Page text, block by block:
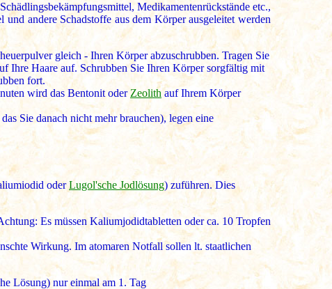
Medikamentenrückstände etc.,
andere Schadstoffe aus dem Körper ausgeleitet werden
gleich - Ihren Körper abzuschrubben. Tragen Sie
Ihre Haare auf. Schrubben Sie Ihren Körper sorgfältig mit
fort.
wird das Bentonit oder Zeolithauf Ihrem Körper
Sie danach nicht mehr brauchen), legen eine
oderLugol'sche Jodlösung) zuführen. Dies
Es müssen Kaliumjodidtabletten oder ca. 10 Tropfen
Wirkung. Im atomaren Notfall sollen lt. staatlichen
Lösung) nur einmal am 1. Tag